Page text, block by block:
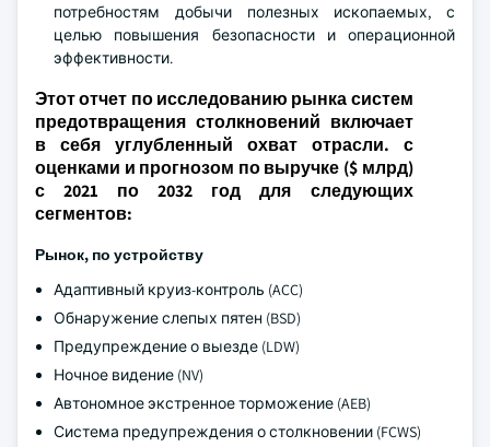
потребностям добычи полезных ископаемых, с
целью повышения безопасности и операционной
эффективности.
Этот отчет по исследованию рынка систем
предотвращения столкновений включает
в себя углубленный охват отрасли. с
оценками и прогнозом по выручке ($ млрд)
с 2021 по 2032 год для следующих
сегментов:
Рынок, по устройству
Адаптивный круиз-контроль (ACC)
Обнаружение слепых пятен (BSD)
Предупреждение о выезде (LDW)
Ночное видение (NV)
Автономное экстренное торможение (AEB)
Система предупреждения о столкновении (FCWS)